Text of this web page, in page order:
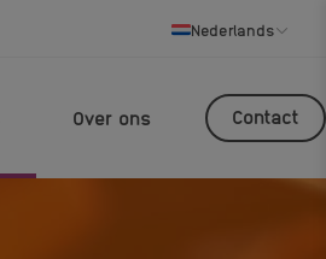
Nederlands
Over ons Contact